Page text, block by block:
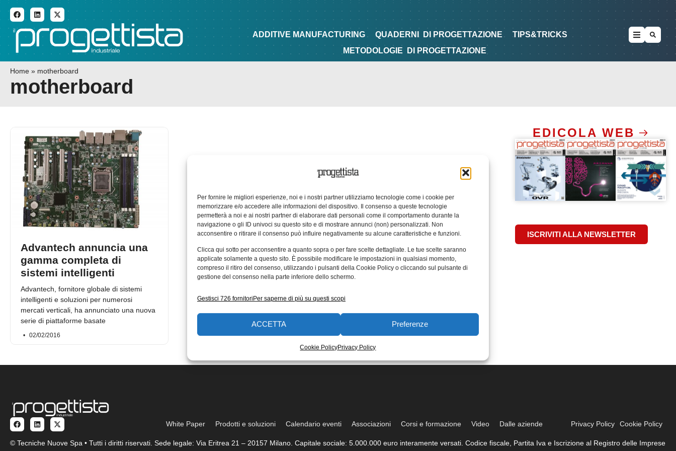
Per fornire le migliori esperienze, noi e i nostri partner utilizziamo tecnologie come i cookie per
memorizzare e/o accedere alle informazioni del dispositivo. Il consenso a queste tecnologie
permetterà a noi e ai nostri partner di elaborare dati personali come il comportamento durante la
navigazione o gli ID univoci su questo sito e di mostrare annunci (non) personalizzati. Non
acconsentire o ritirare il consenso può influire negativamente su alcune caratteristiche e funzioni.
Clicca qui sotto per acconsentire a quanto sopra o per fare scelte dettagliate. Le tue scelte saranno
applicate solamente a questo sito. È possibile modificare le impostazioni in qualsiasi momento,
compreso il ritiro del consenso, utilizzando i pulsanti della Cookie Policy o cliccando sul pulsante di
gestione del consenso nella parte inferiore dello schermo.
Gestisci 726 fornitoriPer saperne di più su questi scopi
ACCETTA Preferenze
Cookie PolicyPrivacy Policy
ADDITIVE MANUFACTURING QUADERNI DI PROGETTAZIONE TIPS&TRICKS METODOLOGIE DI PROGETTAZIONE
ADDITIVE MANUFACTURING QUADERNI DI PROGETTAZIONE
TIPS&TRICKS
METODOLOGIE
DI PROGETTAZIONE
Home » motherboard
motherboard
Advantech annuncia una
gamma completa di
sistemi intelligenti
Advantech, fornitore globale di sistemi
intelligenti e soluzioni per numerosi
mercati verticali, ha annunciato una nuova
serie di piattaforme basate
02/02/2016
EDICOLA WEB
ISCRIVITI ALLA NEWSLETTER
White Paper Prodotti e soluzioni Calendario eventi Associazioni Corsi e formazione Video Dalle aziende Privacy Policy Cookie Policy
© Tecniche Nuove Spa • Tutti i diritti riservati. Sede legale: Via Eritrea 21 – 20157 Milano. Capitale sociale: 5.000.000 euro interamente versati. Codice fiscale, Partita Iva e Iscrizione al Registro delle Imprese